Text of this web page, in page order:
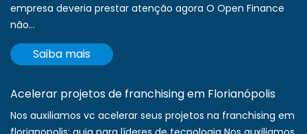
empresa deveria prestar atenção agora O Open Finance
não...
Saiba mais
Acelerar projetos de franchising em Florianópolis
Nos auxiliamos vc acelerar seus projetos na franchising em